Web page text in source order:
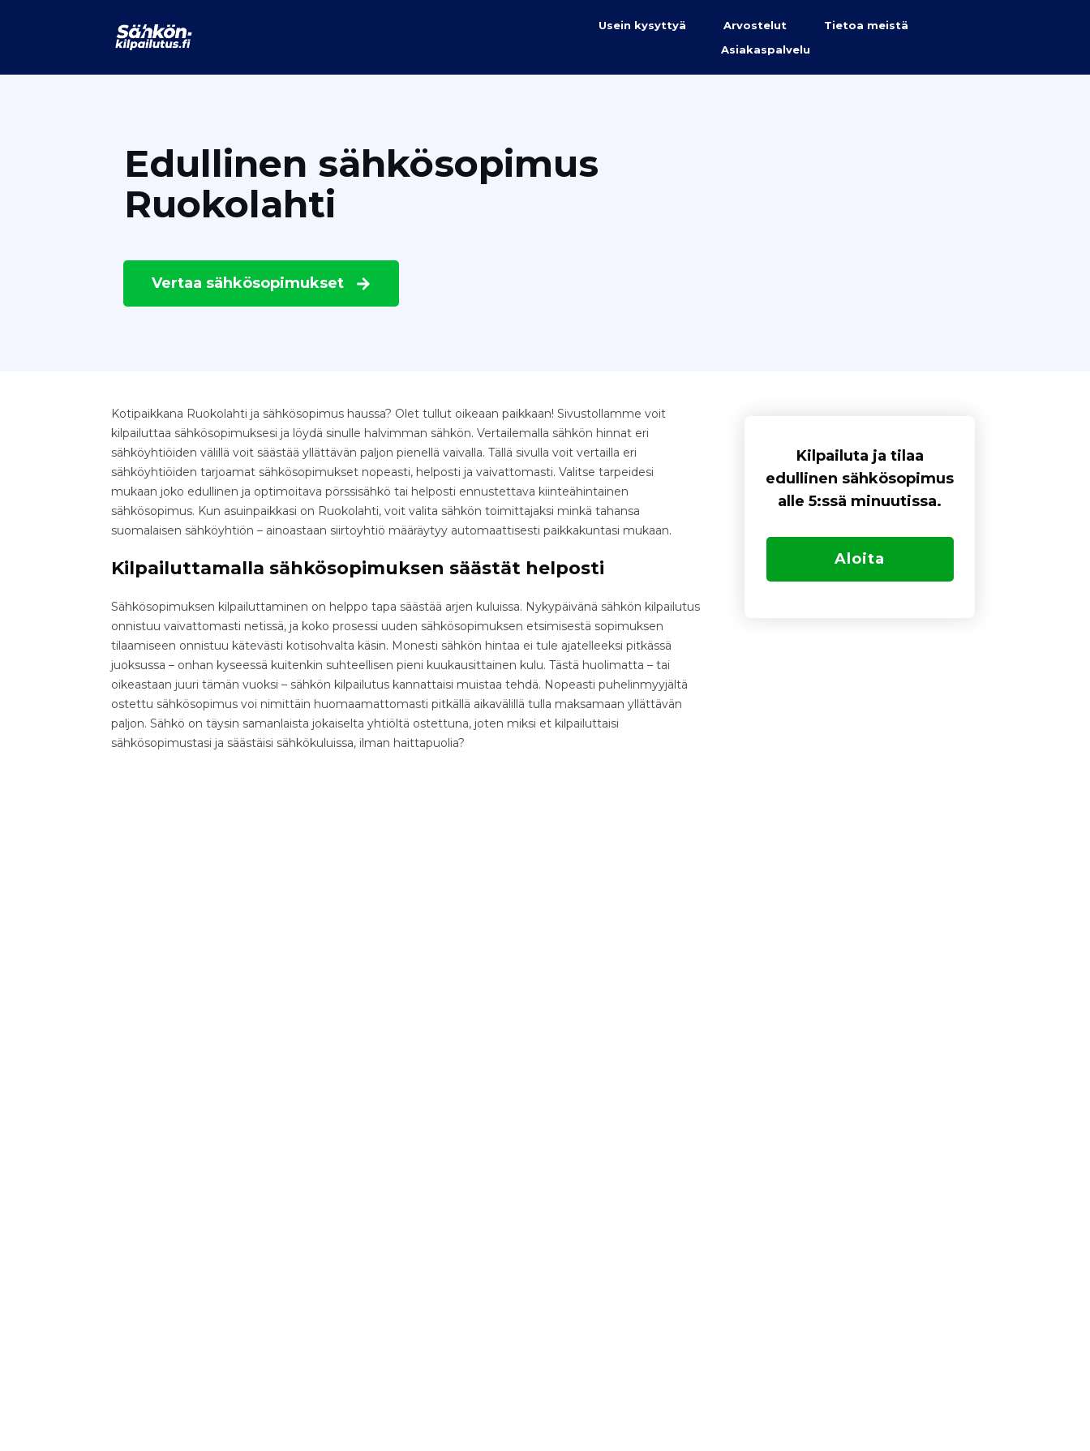
Usein kysyttyä Arvostelut
Tietoa meistä
Asiakaspalvelu
Edullinen sähkösopimus
Ruokolahti
Vertaa sähkösopimukset
Kotipaikkana Ruokolahti ja sähkösopimus haussa? Olet tullut oikeaan paikkaan! Sivustollamme voit
kilpailuttaa sähkösopimuksesi ja löydä sinulle halvimman sähkön. Vertailemalla sähkön hinnat eri
sähköyhtiöiden välillä voit säästää yllättävän paljon pienellä vaivalla. Tällä sivulla voit vertailla eri
sähköyhtiöiden tarjoamat sähkösopimukset nopeasti, helposti ja vaivattomasti. Valitse tarpeidesi
mukaan joko edullinen ja optimoitava pörssisähkö tai helposti ennustettava kiinteähintainen
sähkösopimus. Kun asuinpaikkasi on Ruokolahti, voit valita sähkön toimittajaksi minkä tahansa
suomalaisen sähköyhtiön – ainoastaan siirtoyhtiö määräytyy automaattisesti paikkakuntasi mukaan.
Kilpailuttamalla sähkösopimuksen säästät helposti
Sähkösopimuksen kilpailuttaminen on helppo tapa säästää arjen kuluissa. Nykypäivänä sähkön kilpailutus
onnistuu vaivattomasti netissä, ja koko prosessi uuden sähkösopimuksen etsimisestä sopimuksen
tilaamiseen onnistuu kätevästi kotisohvalta käsin. Monesti sähkön hintaa ei tule ajatelleeksi pitkässä
juoksussa – onhan kyseessä kuitenkin suhteellisen pieni kuukausittainen kulu. Tästä huolimatta – tai
oikeastaan juuri tämän vuoksi – sähkön kilpailutus kannattaisi muistaa tehdä. Nopeasti puhelinmyyjältä
ostettu sähkösopimus voi nimittäin huomaamattomasti pitkällä aikavälillä tulla maksamaan yllättävän
paljon. Sähkö on täysin samanlaista jokaiselta yhtiöltä ostettuna, joten miksi et kilpailuttaisi
sähkösopimustasi ja säästäisi sähkökuluissa, ilman haittapuolia?
Kilpailuta ja tilaa
edullinen sähkösopimus
alle 5:ssä minuutissa.
Aloita